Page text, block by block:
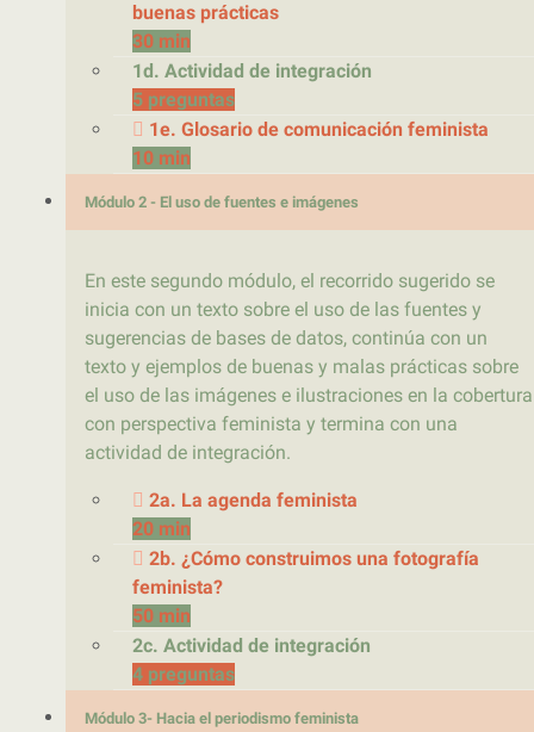
buenas prácticas
30 min
1d. Actividad de integración
5 preguntas
1e. Glosario de comunicación feminista
10 min
Módulo 2 - El uso de fuentes e imágenes
En este segundo módulo, el recorrido sugerido se
inicia con un texto sobre el uso de las fuentes y
sugerencias de bases de datos, continúa con un
texto y ejemplos de buenas y malas prácticas sobre
el uso de las imágenes e ilustraciones en la cobertura
con perspectiva feminista y termina con una
actividad de integración.
2a. La agenda feminista
20 min
2b. ¿Cómo construimos una fotografía
feminista?
50 min
2c. Actividad de integración
4 preguntas
Módulo 3- Hacia el periodismo feminista